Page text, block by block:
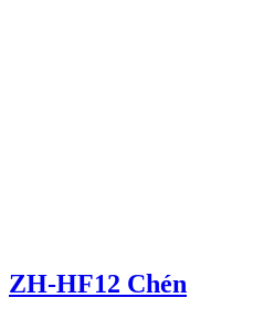
ZH-HF12 Chén